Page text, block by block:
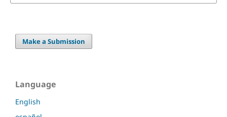
Make a Submission
Language
English